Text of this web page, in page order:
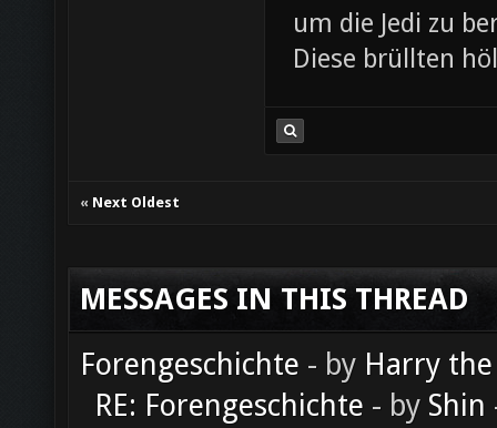
um die Jedi zu
Diese brüllten
« Next Oldest
MESSAGES IN THIS THREAD
Forengeschichte - by Harry
RE: Forengeschichte - by Shin